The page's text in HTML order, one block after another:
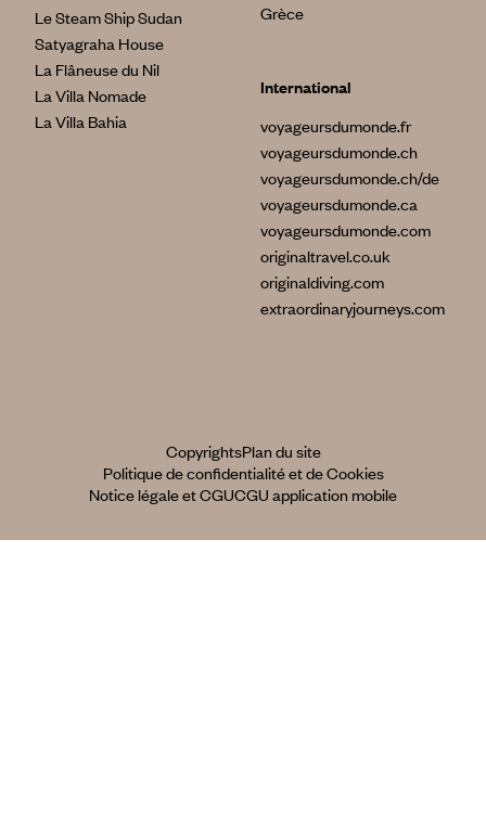
Le Steam Ship Sudan
Satyagraha House
La Flâneuse du Nil
La Villa Nomade
La Villa Bahia
Grèce
International
voyageursdumonde.fr
voyageursdumonde.ch
voyageursdumonde.ch/de
voyageursdumonde.ca
voyageursdumonde.com
originaltravel.co.uk
originaldiving.com
extraordinaryjourneys.com
CopyrightsPlan du site
Politique de confidentialité et de Cookies
Notice légale et CGUCGU application mobile